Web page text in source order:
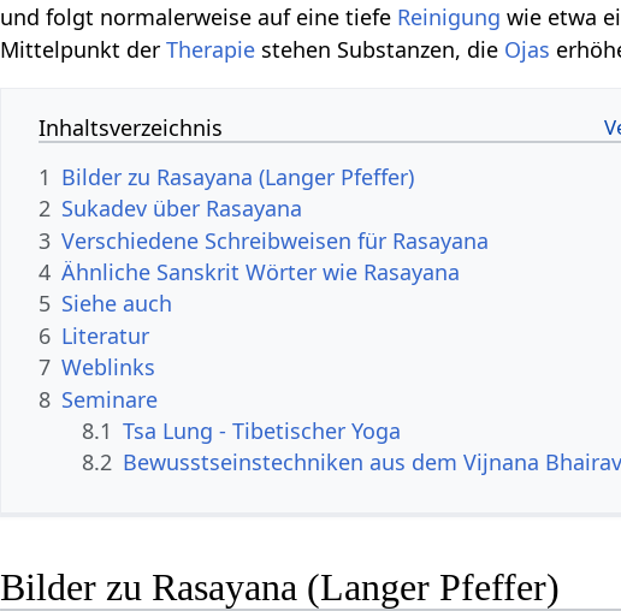
und folgt normalerweise auf eine tiefe Reinigung wie etwa
Mittelpunkt derTherapie stehen Substanzen, die Ojas
Inhaltsverzeichnis
1 Bilder zu Rasayana (Langer Pfeffer)
2 Sukadev über Rasayana
3 Verschiedene Schreibweisen für Rasayana
4 Ähnliche Sanskrit Wörter wie Rasayana
5 Siehe auch
6 Literatur
7 Weblinks
8 Seminare
8.1 Tsa Lung - Tibetischer Yoga
8.2 Bewusstseinstechniken aus dem Vijnana
Bilder zu Rasayana (Langer Pfeffer)